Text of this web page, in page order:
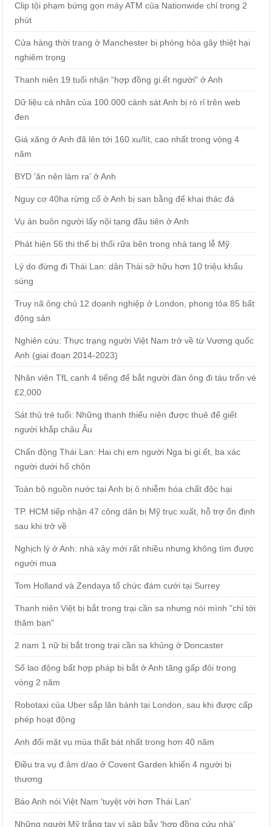
Clip tội phạm bứng gọn máy ATM của Nationwide chỉ trong 2
phút
Cửa hàng thời trang ở Manchester bị phóng hỏa gây thiệt hại
nghiêm trọng
Thanh niên 19 tuổi nhận “hợp đồng gi.ết người" ở Anh
Dữ liệu cá nhân của 100.000 cảnh sát Anh bị rò rỉ trên web
đen
Giá xăng ở Anh đã lên tới 160 xu/lít, cao nhất trong vòng 4
năm
BYD 'ăn nên làm ra' ở Anh
Nguy cơ 40ha rừng cổ ở Anh bị san bằng để khai thác đá
Vụ án buôn người lấy nội tạng đầu tiên ở Anh
Phát hiện 56 thi thể bị thối rữa bên trong nhà tang lễ Mỹ
Lý do đừng đi Thái Lan: dân Thái sở hữu hơn 10 triệu khẩu
súng
Truy nã ông chủ 12 doanh nghiệp ở London, phong tỏa 85 bất
động sản
Nghiên cứu: Thực trạng người Việt Nam trở về từ Vương quốc
Anh (giai đoạn 2014-2023)
Nhân viên TfL canh 4 tiếng để bắt người đàn ông đi tàu trốn vé
£2,000
Sát thủ trẻ tuổi: Những thanh thiếu niên được thuê để giết
người khắp châu Âu
Chấn động Thái Lan: Hai chị em người Nga bị gi.ết, ba xác
người dưới hố chôn
Toàn bộ nguồn nước tại Anh bị ô nhiễm hóa chất độc hại
TP. HCM tiếp nhận 47 công dân bị Mỹ trục xuất, hỗ trợ ổn định
sau khi trở về
Nghịch lý ở Anh: nhà xây mới rất nhiều nhưng không tìm được
người mua
Tom Holland và Zendaya tổ chức đám cưới tại Surrey
Thanh niên Việt bị bắt trong trại cần sa nhưng nói mình "chỉ tới
thăm bạn"
2 nam 1 nữ bị bắt trong trại cần sa khủng ở Doncaster
Số lao động bất hợp pháp bị bắt ở Anh tăng gấp đôi trong
vòng 2 năm
Robotaxi của Uber sắp lăn bánh tại London, sau khi được cấp
phép hoạt động
Anh đối mặt vụ mùa thất bát nhất trong hơn 40 năm
Điều tra vụ đ.âm d/ao ở Covent Garden khiến 4 người bị
thương
Báo Anh nói Việt Nam 'tuyệt vời hơn Thái Lan'
Những người Mỹ trắng tay vì sập bẫy 'hợp đồng cứu nhà'